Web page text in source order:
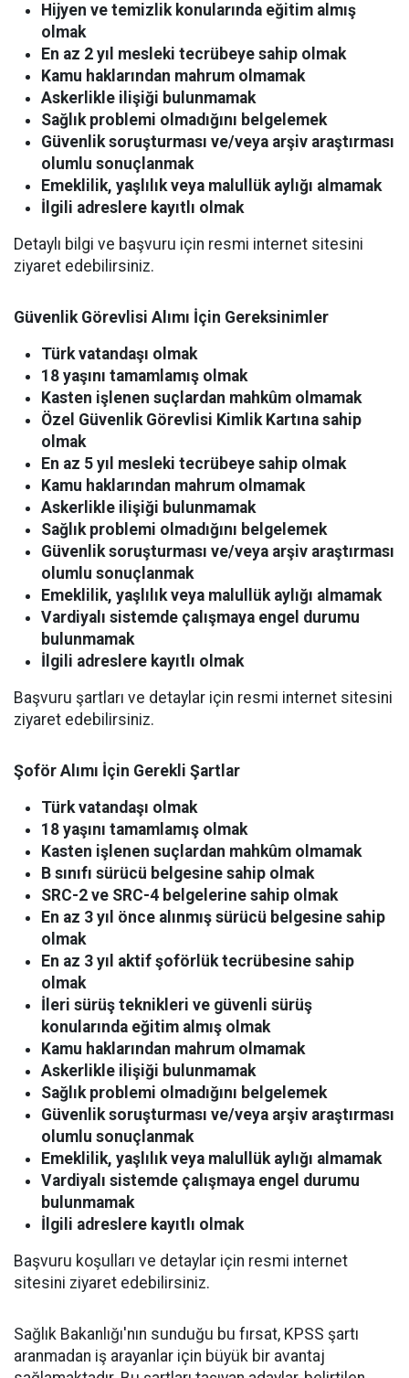
Hijyen ve temizlik konularında eğitim almış
olmak
En az 2 yıl mesleki tecrübeye sahip olmak
Kamu haklarından mahrum olmamak
Askerlikle ilişiği bulunmamak
Sağlık problemi olmadığını belgelemek
Güvenlik soruşturması ve/veya arşiv araştırması
olumlu sonuçlanmak
Emeklilik, yaşlılık veya malullük aylığı almamak
İlgili adreslere kayıtlı olmak
Detaylı bilgi ve başvuru için resmi internet sitesini
ziyaret edebilirsiniz.
Güvenlik Görevlisi Alımı İçin Gereksinimler
Türk vatandaşı olmak
18 yaşını tamamlamış olmak
Kasten işlenen suçlardan mahkûm olmamak
Özel Güvenlik Görevlisi Kimlik Kartına sahip
olmak
En az 5 yıl mesleki tecrübeye sahip olmak
Kamu haklarından mahrum olmamak
Askerlikle ilişiği bulunmamak
Sağlık problemi olmadığını belgelemek
Güvenlik soruşturması ve/veya arşiv araştırması
olumlu sonuçlanmak
Emeklilik, yaşlılık veya malullük aylığı almamak
Vardiyalı sistemde çalışmaya engel durumu
bulunmamak
İlgili adreslere kayıtlı olmak
Başvuru şartları ve detaylar için resmi internet sitesini
ziyaret edebilirsiniz.
Şoför Alımı İçin Gerekli Şartlar
Türk vatandaşı olmak
18 yaşını tamamlamış olmak
Kasten işlenen suçlardan mahkûm olmamak
B sınıfı sürücü belgesine sahip olmak
SRC-2 ve SRC-4 belgelerine sahip olmak
En az 3 yıl önce alınmış sürücü belgesine sahip
olmak
En az 3 yıl aktif şoförlük tecrübesine sahip
olmak
İleri sürüş teknikleri ve güvenli sürüş
konularında eğitim almış olmak
Kamu haklarından mahrum olmamak
Askerlikle ilişiği bulunmamak
Sağlık problemi olmadığını belgelemek
Güvenlik soruşturması ve/veya arşiv araştırması
olumlu sonuçlanmak
Emeklilik, yaşlılık veya malullük aylığı almamak
Vardiyalı sistemde çalışmaya engel durumu
bulunmamak
İlgili adreslere kayıtlı olmak
Başvuru koşulları ve detaylar için resmi internet
sitesini ziyaret edebilirsiniz.
Sağlık Bakanlığı'nın sunduğu bu fırsat, KPSS şartı
aranmadan iş arayanlar için büyük bir avantaj